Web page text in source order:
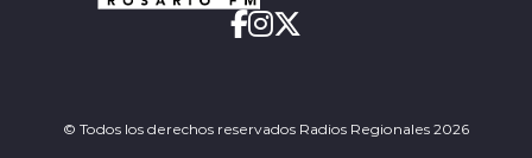
© Todos los derechos reservados Radios Regionales 2026